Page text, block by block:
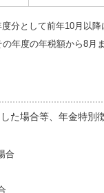
分として前年10月以
年度の年税額から8
た場合等、年金特別
合